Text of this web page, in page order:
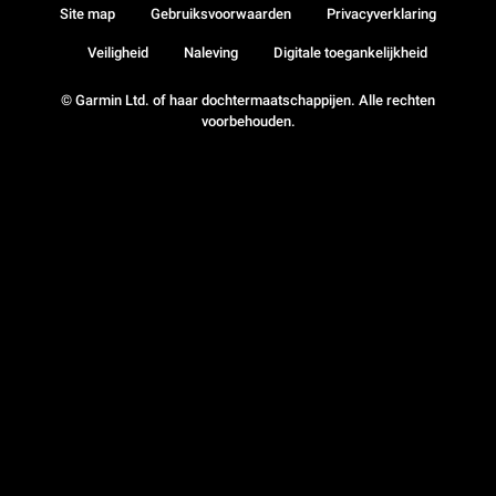
© Garmin Ltd. of haar dochtermaatschappijen. Alle rechten
voorbehouden.
Site map Gebruiksvoorwaarden Privacyverklaring
Veiligheid Naleving Digitale toegankelijkheid